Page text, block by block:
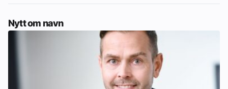
Nytt om navn